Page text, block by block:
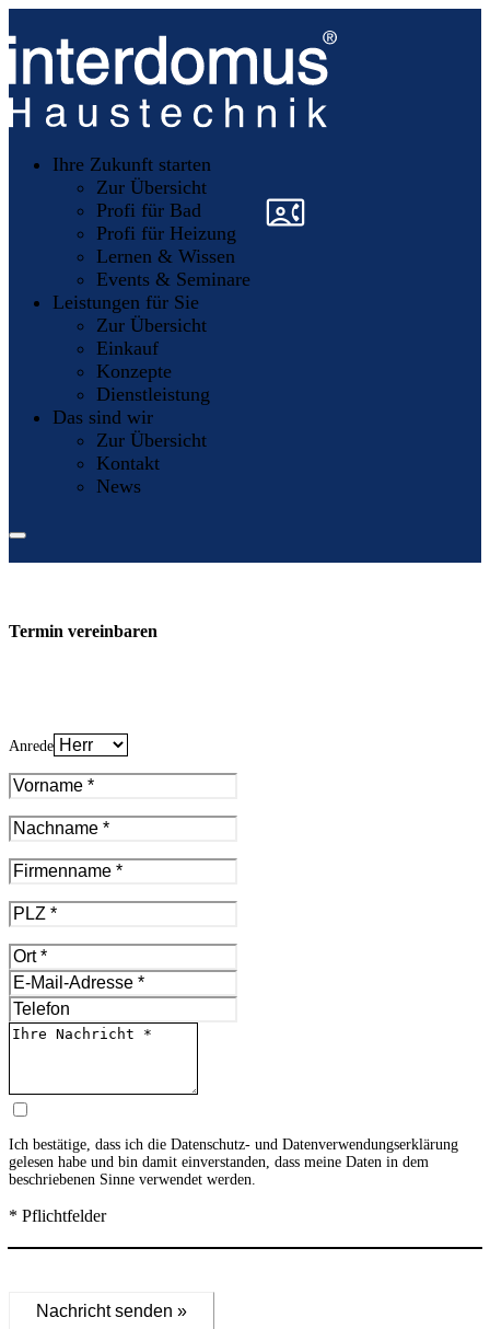
Ihre Zukunft starten
Zur Übersicht
Profi für Bad
Profi für Heizung
Lernen & Wissen
Events & Seminare
Leistungen für Sie
Zur Übersicht
Einkauf
Konzepte
Dienstleistung
Das sind wir
Zur Übersicht
Kontakt
News
»
Termin vereinbaren
Anrede
Ich bestätige, dass ich die Datenschutz- und Datenverwendungserklärung
gelesen habe und bin damit einverstanden, dass meine Daten in dem
beschriebenen Sinne verwendet werden.
* Pflichtfelder
Nachricht senden »